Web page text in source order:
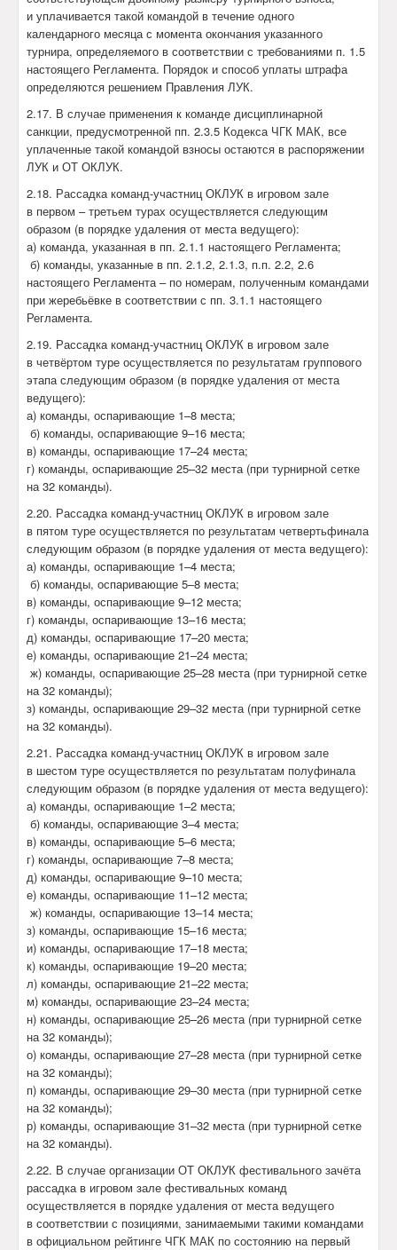
и уплачивается такой командой в течение одного
календарного месяца с момента окончания указанного
турнира, определяемого в соответствии с требованиями п. 1.5
настоящего Регламента. Порядок и способ уплаты штрафа
определяются решением Правления ЛУК.
2.17. В случае применения к команде дисциплинарной
санкции, предусмотренной пп. 2.3.5 Кодекса ЧГК МАК, все
уплаченные такой командой взносы остаются в распоряжении
ЛУК и ОТ ОКЛУК.
2.18. Рассадка команд-участниц ОКЛУК в игровом зале
в первом – третьем турах осуществляется следующим
образом (в порядке удаления от места ведущего):
а) команда, указанная в пп. 2.1.1 настоящего Регламента;
б) команды, указанные в пп. 2.1.2, 2.1.3, п.п. 2.2, 2.6
настоящего Регламента – по номерам, полученным командами
при жеребьёвке в соответствии с пп. 3.1.1 настоящего
Регламента.
2.19. Рассадка команд-участниц ОКЛУК в игровом зале
в четвёртом туре осуществляется по результатам группового
этапа следующим образом (в порядке удаления от места
ведущего):
а) команды, оспаривающие 1–8 места;
б) команды, оспаривающие 9–16 места;
в) команды, оспаривающие 17–24 места;
г) команды, оспаривающие 25–32 места (при турнирной сетке
на 32 команды).
2.20. Рассадка команд-участниц ОКЛУК в игровом зале
в пятом туре осуществляется по результатам четвертьфинала
следующим образом (в порядке удаления от места ведущего):
а) команды, оспаривающие 1–4 места;
б) команды, оспаривающие 5–8 места;
в) команды, оспаривающие 9–12 места;
г) команды, оспаривающие 13–16 места;
д) команды, оспаривающие 17–20 места;
е) команды, оспаривающие 21–24 места;
ж) команды, оспаривающие 25–28 места (при турнирной сетке
на 32 команды);
з) команды, оспаривающие 29–32 места (при турнирной сетке
на 32 команды).
2.21. Рассадка команд-участниц ОКЛУК в игровом зале
в шестом туре осуществляется по результатам полуфинала
следующим образом (в порядке удаления от места ведущего):
а) команды, оспаривающие 1–2 места;
б) команды, оспаривающие 3–4 места;
в) команды, оспаривающие 5–6 места;
г) команды, оспаривающие 7–8 места;
д) команды, оспаривающие 9–10 места;
е) команды, оспаривающие 11–12 места;
ж) команды, оспаривающие 13–14 места;
з) команды, оспаривающие 15–16 места;
и) команды, оспаривающие 17–18 места;
к) команды, оспаривающие 19–20 места;
л) команды, оспаривающие 21–22 места;
м) команды, оспаривающие 23–24 места;
н) команды, оспаривающие 25–26 места (при турнирной сетке
на 32 команды);
о) команды, оспаривающие 27–28 места (при турнирной сетке
на 32 команды);
п) команды, оспаривающие 29–30 места (при турнирной сетке
на 32 команды);
р) команды, оспаривающие 31–32 места (при турнирной сетке
на 32 команды).
2.22. В случае организации ОТ ОКЛУК фестивального зачёта
рассадка в игровом зале фестивальных команд
осуществляется в порядке удаления от места ведущего
в соответствии с позициями, занимаемыми такими командами
в официальном рейтинге ЧГК МАК по состоянию на первый